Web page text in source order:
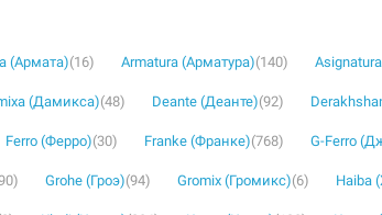
(Армата)(16) Armatura (Арматура)(140)
(Дамикса)(48) Deante (Деанте)(92)
Ferro (Ферро)(30) Franke (Франке)(768) G-Ferro
Grohe (Гроэ)(94) Gromix (Громикс)(6) Haiba